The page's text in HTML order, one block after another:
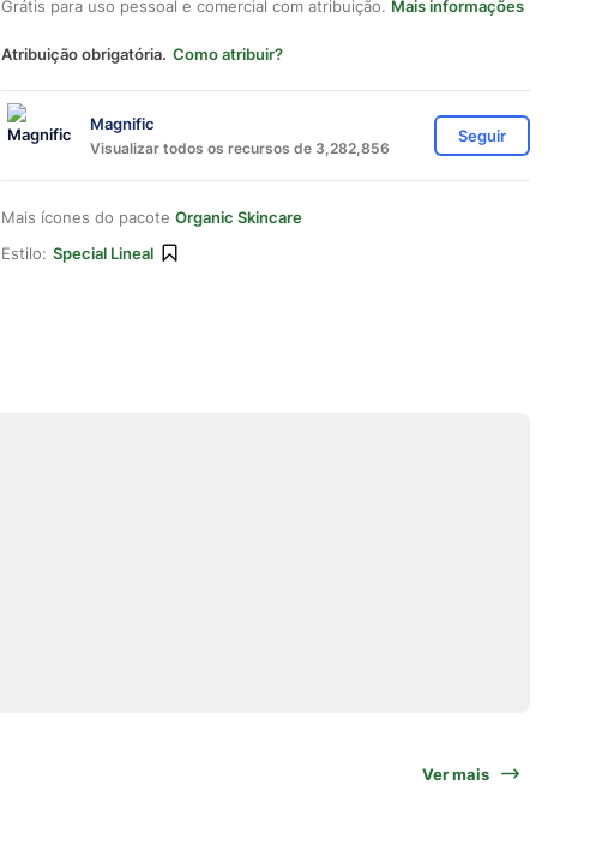
Grátis para uso pessoal e comercial com atribuição. Mais informações
Atribuição obrigatória. Como atribuir?
Magnific
Visualizar todos os recursos de 3,282,856
Seguir
Mais ícones do pacote Organic Skincare
Estilo: Special Lineal
Ver mais